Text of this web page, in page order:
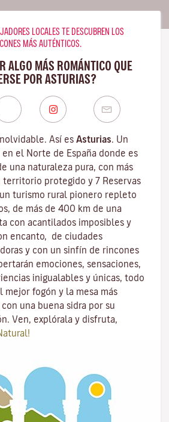
LOCALES TE DESCUBREN LOS
MÁS AUTÉNTICOS.
ALGO MÁS ROMÁNTICO QUE
POR ASTURIAS?
Así es Asturias. Un
el Norte de España donde es
una naturaleza pura, con más
territorio protegido y 7 Reservas
turismo rural pionero repleto
de más de 400 km de una
con acantilados imposibles y
encanto, de ciudades
y con un sinfín de rincones
emociones, sensaciones,
inigualables y únicas, todo
mejor fogón y la mesa más
una buena sidra por su
Ven, explórala y disfruta,